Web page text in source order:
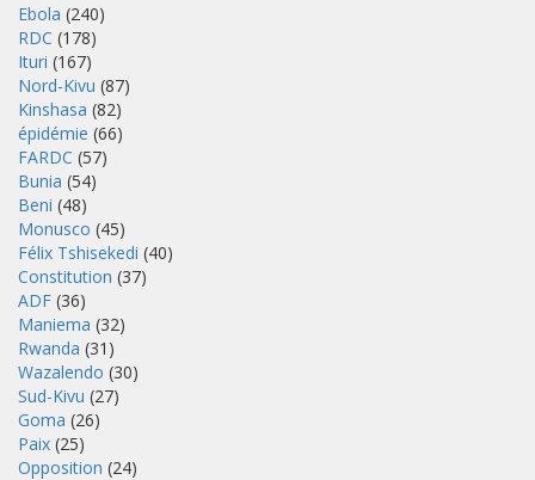
Ebola (240)
RDC (178)
Ituri (167)
Nord-Kivu (87)
Kinshasa (82)
épidémie (66)
FARDC (57)
Bunia (54)
Beni (48)
Monusco (45)
Félix Tshisekedi (40)
Constitution (37)
ADF (36)
Maniema (32)
Rwanda (31)
Wazalendo (30)
Sud-Kivu (27)
Goma (26)
Paix (25)
Opposition (24)